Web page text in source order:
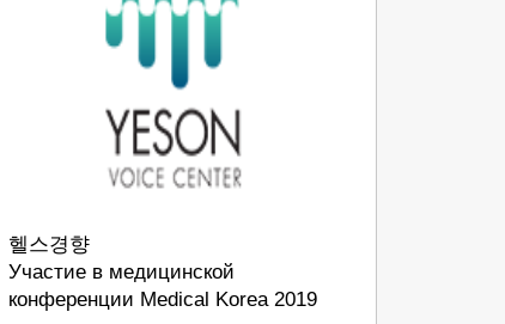
헬스경향
Участие в медицинской
конференции Medical Korea 2019